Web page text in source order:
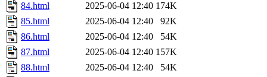
84.html
2025-06-04 12:40 174K
85.html
2025-06-04 12:40
92K
86.html
2025-06-04 12:40
54K
87.html
2025-06-04 12:40 157K
88.html
2025-06-04 12:40
54K